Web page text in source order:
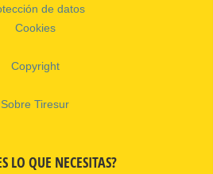
de datos
Cookies
Copyright
Sobre Tiresur
LO QUE NECESITAS?